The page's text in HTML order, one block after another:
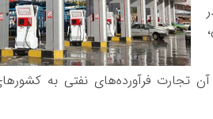
تجارت فرآورده‌های نفتی به